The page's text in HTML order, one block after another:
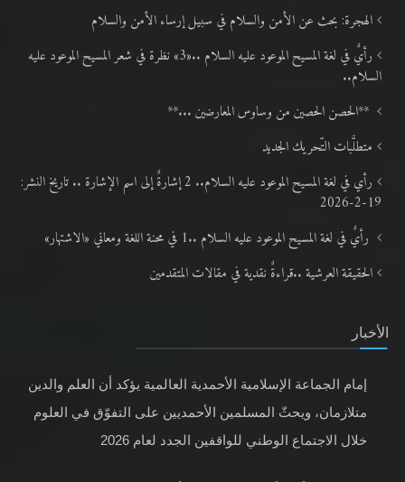
الهجرة: بحث عن الأمن والسلام في سبيل إرساء الأمن والسلام
رأيٌ في لغة المسيح الموعود عليه السلام ..«3» نظرة في شعر المسيح الموعود عليه
السلام..
**الحصن الحصين من وساوس المعارضين ...**
متطلَّبات التّحريك الجديد
رأي في لغة المسيح الموعود عليه السلام.. 2 إشارةٌ إلى اسم الإشارة .. تاريخ النشر:
19-2-2026
رأيٌ في لغة المسيح الموعود عليه السلام ..1 في محنة اللغة ومعاني «الاشتهار»
الحقيقة العرشية ..قراءةٌ نقدية في مقالات المتقدمين
الأخبار
إمام الجماعة الإسلامية الأحمدية العالمية يؤكد أن العلم والدين
متلازمان، ويحثّ المسلمين الأحمديين على التفوّق في العلوم
خلال الاجتماع الوطني للواقفين الجدد لعام 2026